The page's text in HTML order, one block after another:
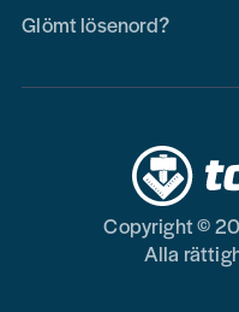
Glömt lösenord?
Copyright ©
Alla